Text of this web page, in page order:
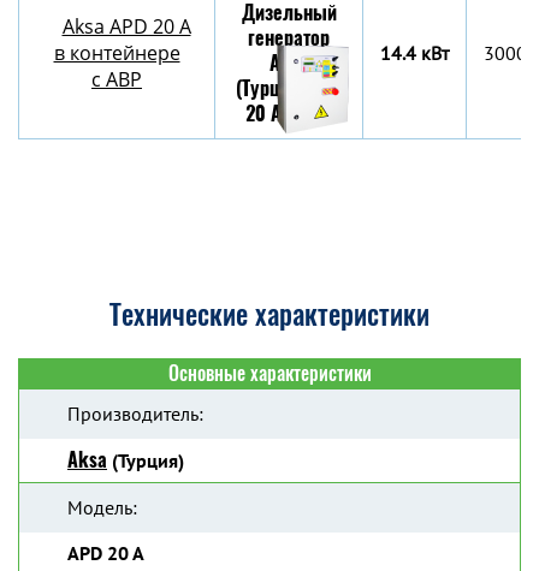
Aksa APD 20 A
в контейнере
c АВР
14.4 кВт
Технические характеристики
Основные характеристики
Производитель:
Aksa (Турция)
Модель:
APD 20 A